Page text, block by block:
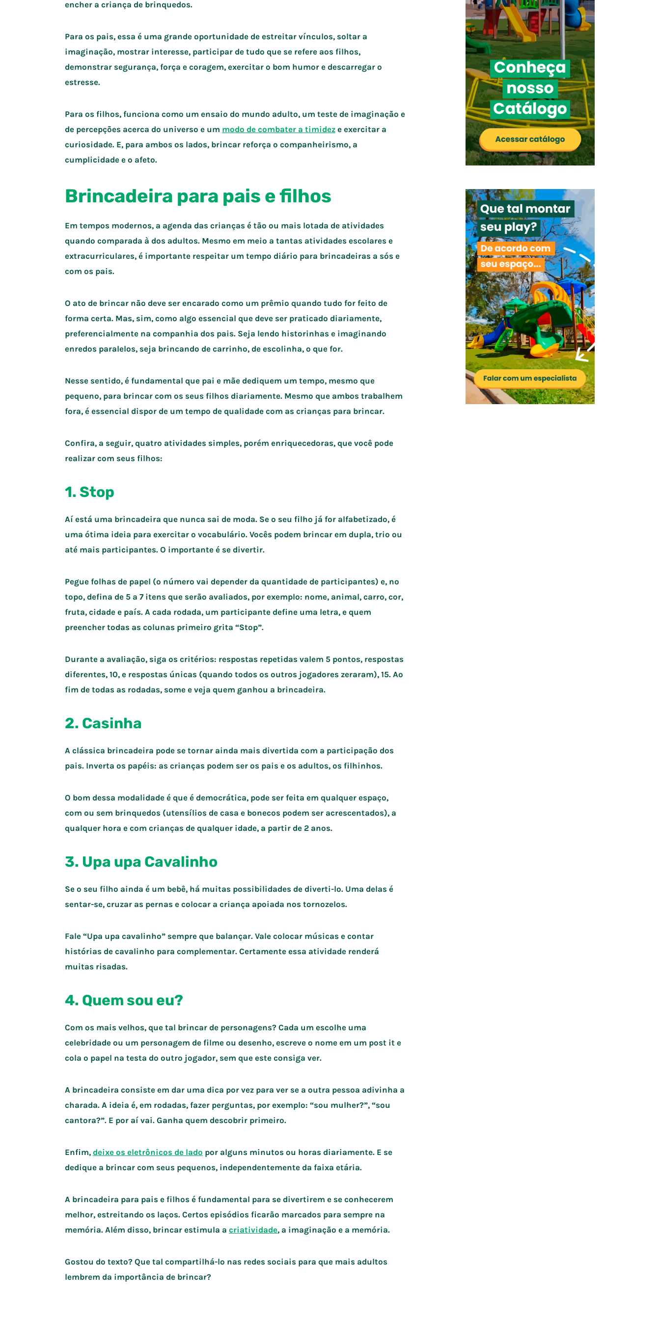
encher a criança de brinquedos.
Para os pais, essa é uma grande oportunidade de estreitar vínculos, soltar a
imaginação, mostrar interesse, participar de tudo que se refere aos filhos,
demonstrar segurança, força e coragem, exercitar o bom humor e descarregar o
estresse.
Para os filhos, funciona como um ensaio do mundo adulto, um teste de imaginação e
de percepções acerca do universo e um modo de combater a timidez e exercitar a
curiosidade. E, para ambos os lados, brincar reforça o companheirismo, a
cumplicidade e o afeto.
Brincadeira para pais e filhos
Em tempos modernos, a agenda das crianças é tão ou mais lotada de atividades
quando comparada à dos adultos. Mesmo em meio a tantas atividades escolares e
extracurriculares, é importante respeitar um tempo diário para brincadeiras a sós e
com os pais.
O ato de brincar não deve ser encarado como um prêmio quando tudo for feito de
forma certa. Mas, sim, como algo essencial que deve ser praticado diariamente,
preferencialmente na companhia dos pais. Seja lendo historinhas e imaginando
enredos paralelos, seja brincando de carrinho, de escolinha, o que for.
Nesse sentido, é fundamental que pai e mãe dediquem um tempo, mesmo que
pequeno, para brincar com os seus filhos diariamente. Mesmo que ambos trabalhem
fora, é essencial dispor de um tempo de qualidade com as crianças para brincar.
Confira, a seguir, quatro atividades simples, porém enriquecedoras, que você pode
realizar com seus filhos:
1. Stop
Aí está uma brincadeira que nunca sai de moda. Se o seu filho já for alfabetizado, é
uma ótima ideia para exercitar o vocabulário. Vocês podem brincar em dupla, trio ou
até mais participantes. O importante é se divertir.
Pegue folhas de papel (o número vai depender da quantidade de participantes) e, no
topo, defina de 5 a 7 itens que serão avaliados, por exemplo: nome, animal, carro, cor,
fruta, cidade e país. A cada rodada, um participante define uma letra, e quem
preencher todas as colunas primeiro grita “Stop”.
Durante a avaliação, siga os critérios: respostas repetidas valem 5 pontos, respostas
diferentes, 10, e respostas únicas (quando todos os outros jogadores zeraram), 15. Ao
fim de todas as rodadas, some e veja quem ganhou a brincadeira.
2. Casinha
A clássica brincadeira pode se tornar ainda mais divertida com a participação dos
pais. Inverta os papéis: as crianças podem ser os pais e os adultos, os filhinhos.
O bom dessa modalidade é que é democrática, pode ser feita em qualquer espaço,
com ou sem brinquedos (utensílios de casa e bonecos podem ser acrescentados), a
qualquer hora e com crianças de qualquer idade, a partir de 2 anos.
3. Upa upa Cavalinho
Se o seu filho ainda é um bebê, há muitas possibilidades de diverti-lo. Uma delas é
sentar-se, cruzar as pernas e colocar a criança apoiada nos tornozelos.
Fale “Upa upa cavalinho” sempre que balançar. Vale colocar músicas e contar
histórias de cavalinho para complementar. Certamente essa atividade renderá
muitas risadas.
4. Quem sou eu?
Com os mais velhos, que tal brincar de personagens? Cada um escolhe uma
celebridade ou um personagem de filme ou desenho, escreve o nome em um post it e
cola o papel na testa do outro jogador, sem que este consiga ver.
A brincadeira consiste em dar uma dica por vez para ver se a outra pessoa adivinha a
charada. A ideia é, em rodadas, fazer perguntas, por exemplo: “sou mulher?”, “sou
cantora?”. E por aí vai. Ganha quem descobrir primeiro.
Enfim, deixe os eletrônicos de lado por alguns minutos ou horas diariamente. E se
dedique a brincar com seus pequenos, independentemente da faixa etária.
A brincadeira para pais e filhos é fundamental para se divertirem e se conhecerem
melhor, estreitando os laços. Certos episódios ficarão marcados para sempre na
memória. Além disso, brincar estimula a criatividade, a imaginação e a memória.
Gostou do texto? Que tal compartilhá-lo nas redes sociais para que mais adultos
lembrem da importância de brincar?